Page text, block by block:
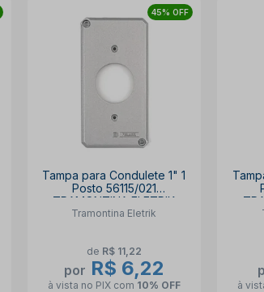
45% OFF
Tampa para Condulete 1" 1
Posto 56115/021
TRAMONTINA ELETRIK
Tramontina Eletrik
de R$ 11,22
por R$ 6,22
à vista no PIX com 10% OFF
à